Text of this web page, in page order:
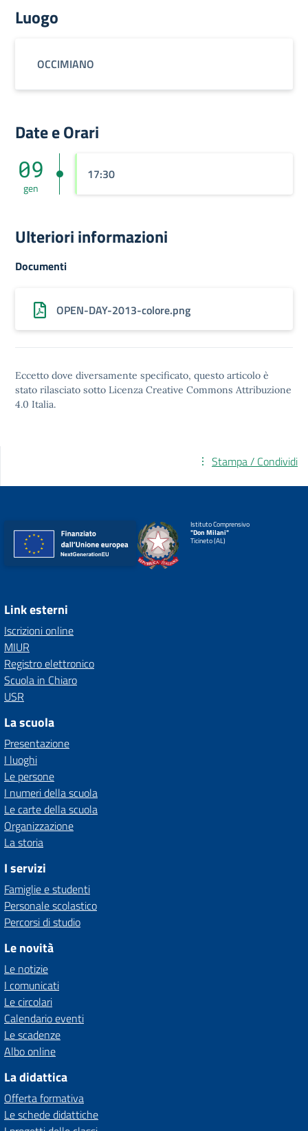
Luogo
OCCIMIANO
Date e Orari
09
gen
17:30
Ulteriori informazioni
Documenti
OPEN-DAY-2013-colore.png
Eccetto dove diversamente specificato, questo articolo è
stato rilasciato sotto Licenza Creative Commons Attribuzione
4.0 Italia.
Stampa / Condividi
Istituto Comprensivo
"Don Milani"
Ticineto (AL)
Link esterni
Iscrizioni online
MIUR
Registro elettronico
Scuola in Chiaro
USR
La scuola
Presentazione
I luoghi
Le persone
I numeri della scuola
Le carte della scuola
Organizzazione
La storia
I servizi
Famiglie e studenti
Personale scolastico
Percorsi di studio
Le novità
Le notizie
I comunicati
Le circolari
Calendario eventi
Le scadenze
Albo online
La didattica
Offerta formativa
Le schede didattiche